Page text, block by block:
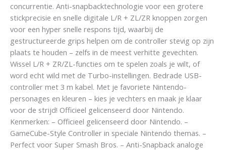
concurrentie. Anti-snapbacktechnologie voor een grotere
stickprecisie en snelle digitale L/R + ZL/ZR knoppen zorgen
voor een hyper snelle respons tijd, waarbij de
gestructureerde grips helpen om de controller stevig op zijn
plaats te houden – zelfs in de meest verhitte gevechten.
Wissel L/R + ZR/ZL-functies om te spelen zoals je wilt, of
word echt wild met de Turbo-instellingen. Bedrade USB-
controller met 3 m kabel. Met je favoriete Nintendo-
personages en kleuren – kies je vechters en maak je klaar
voor de strijd! Officieel gelicenseerd door Nintendo.
Kenmerken: – Officieel gelicenseerd door Nintendo. –
GameCube-Style Controller in speciale Nintendo themas. –
Perfect voor Super Smash Bros. – Anti-Snapback analoge